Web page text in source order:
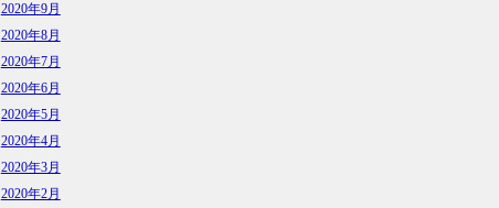
2020年9月
2020年8月
2020年7月
2020年6月
2020年5月
2020年4月
2020年3月
2020年2月